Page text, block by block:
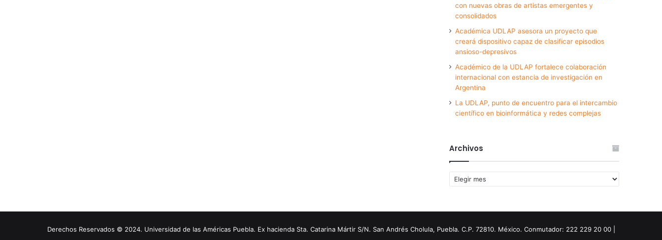
con nuevas obras de artistas emergentes y
consolidados
Académica UDLAP asesora un proyecto que
creará dispositivo capaz de clasificar episodios
ansioso-depresivos
Académico de la UDLAP fortalece colaboración
internacional con estancia de investigación en
Argentina
La UDLAP, punto de encuentro para el intercambio
científico en bioinformática y redes complejas
Archivos
Archivos
Derechos Reservados © 2024. Universidad de las Américas Puebla. Ex hacienda Sta. Catarina Mártir S/N. San Andrés Cholula, Puebla. C.P. 72810. México. Conmutador: 222 229 20 00 |